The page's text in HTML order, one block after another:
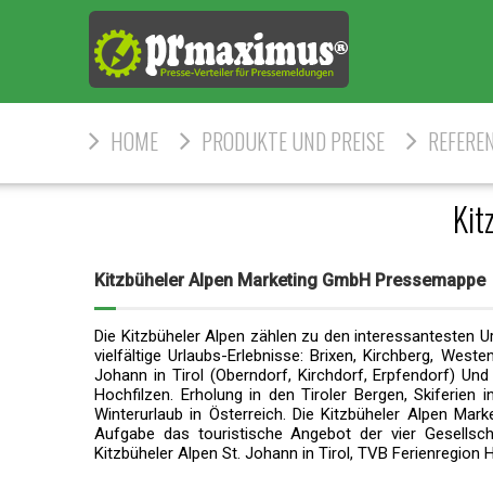
HOME PRODUKTE UND PREISE
Kitzbüheler Alpen Marketing GmbH Pressemappe
Die Kitzbüheler Alpen zählen zu den interessantesten
vielfältige Urlaubs-Erlebnisse: Brixen, Kirchberg,
Johann in Tirol (Oberndorf, Kirchdorf, Erpfendorf)
Hochfilzen. Erholung in den Tiroler Bergen,
Winterurlaub in Österreich. Die Kitzbüheler Alpen
Aufgabe das touristische Angebot der vier
Kitzbüheler Alpen St. Johann in Tirol, TVB Ferienregion